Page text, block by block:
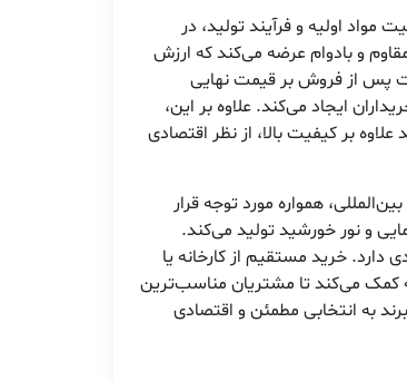
اولیه و فرآیند تولید، در
و بادوام عرضه می‌کند که ارزش
پس از فروش بر قیمت نهایی
ایجاد می‌کند. علاوه بر این،
بر کیفیت بالا، از نظر اقتصادی
همواره مورد توجه قرار
و نور خورشید تولید می‌کند.
دارد. خرید مستقیم از کارخانه یا
کمک می‌کند تا مشتریان مناسب‌ترین
به انتخابی مطمئن و اقتصادی